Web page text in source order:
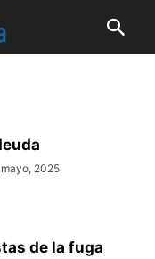
mayo, 2025
de la fuga